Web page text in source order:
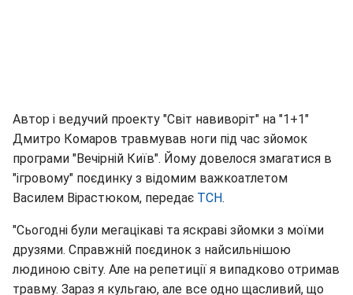
Автор і ведучий проекту "Світ навиворіт" на "1+1"
Дмитро Комаров травмував ноги під час зйомок
програми "Вечірній Київ". Йому довелося змагатися в
"ігровому" поєдинку з відомим важкоатлетом
Василем Вірастюком, передає ТСН.
"Сьогодні були мегацікаві та яскраві зйомки з моїми
друзями. Справжній поєдинок з найсильнішою
людиною світу. Але на репетиції я випадково отримав
травму. Зараз я кульгаю, але все одно щасливий, що